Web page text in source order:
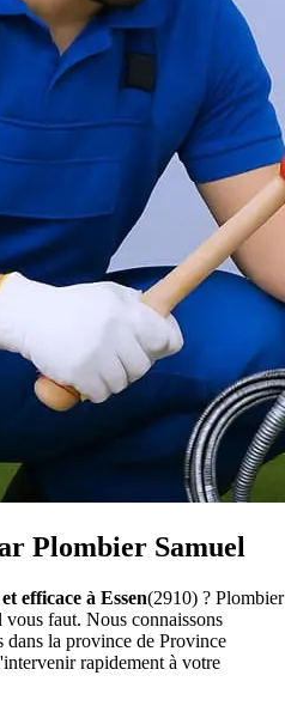
Plombier Samuel
efficace à Essen(2910) ? Plombier
faut. Nous connaissons
dans la province de Province
rapidement à votre